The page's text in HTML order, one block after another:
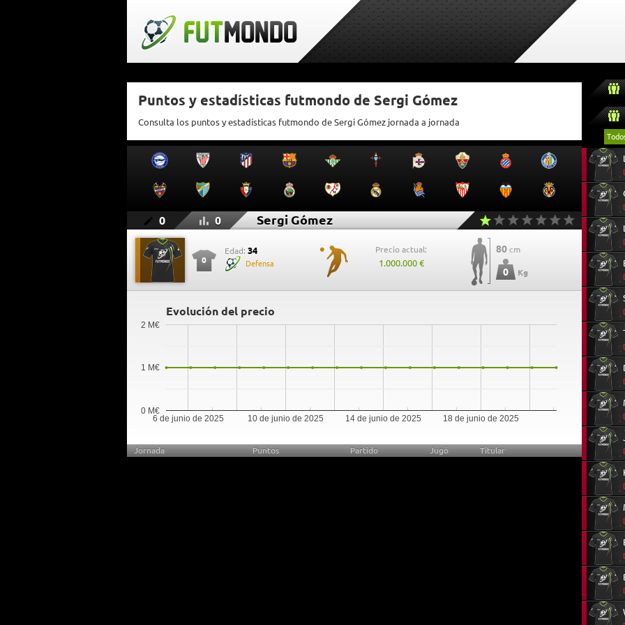
Puntos y estadísticas futmondo de Sergi Gómez
Consulta los puntos y estadísticas futmondo de Sergi Gómez jornada a jornada
0 0 Sergi Gómez
0
Edad: 34
Defensa
Precio actual:
1.000.000 €
80 cm
0 Kg
Evolución del precio
6 de junio de 2025 10 de junio de 2025 14 de junio de 2025 18 de junio de 2025
0 M€
1 M€
2 M€
Jornada Puntos Partido Jugó Titular